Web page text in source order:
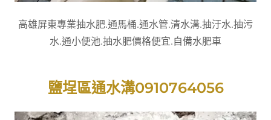
高雄屏東專業抽水肥.通馬桶.通水管.清水溝.抽汙水.抽污
水.通小便池.抽水肥價格便宜.自備水肥車
鹽埕區通水溝0910764056